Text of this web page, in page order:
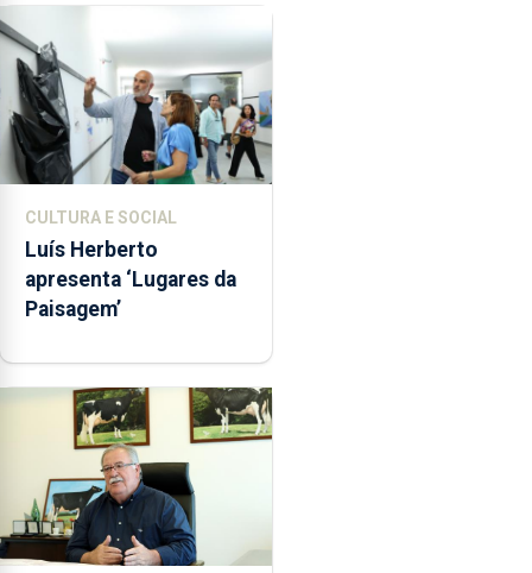
CULTURA E SOCIAL
Luís Herberto
apresenta ‘Lugares da
Paisagem’